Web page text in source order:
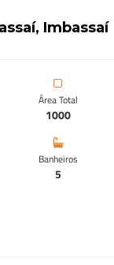
Imbassaí
Área Total
1000
Banheiros
5